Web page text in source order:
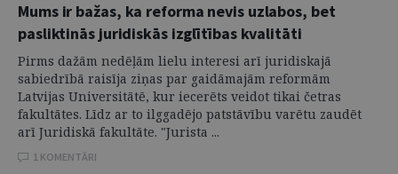
Mums ir bažas, ka reforma nevis uzlabos, bet
pasliktinās juridiskās izglītības kvalitāti
Pirms dažām nedēļām lielu interesi arī juridiskajā
sabiedrībā raisīja ziņas par gaidāmajām reformām
Latvijas Universitātē, kur iecerēts veidot tikai četras
fakultātes. Līdz ar to ilggadējo patstāvību varētu zaudēt
arī Juridiskā fakultāte. "Jurista ...
1 KOMENTĀRI